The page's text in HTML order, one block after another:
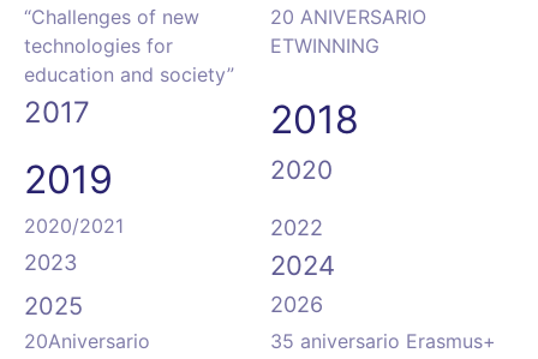
“Challenges of new
technologies for
education and society”
20 ANIVERSARIO
ETWINNING
2017
2018
2019
2020
2020/2021
2022
2023
2024
2025 2026
20Aniversario
35 aniversario Erasmus+